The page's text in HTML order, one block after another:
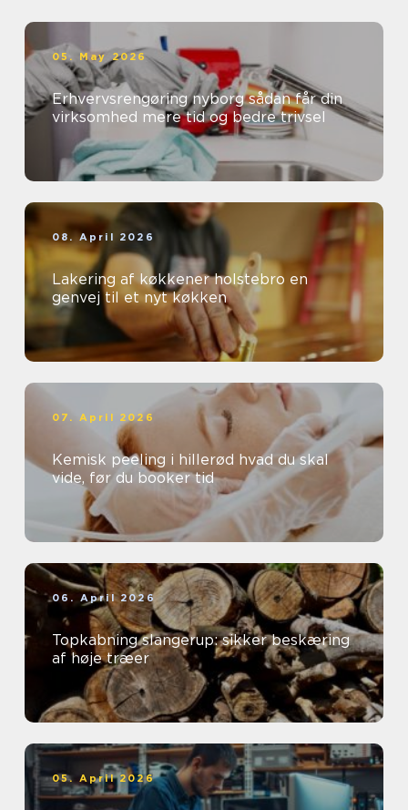
05. May 2026
Erhvervsrengøring nyborg sådan får din
virksomhed mere tid og bedre trivsel
08. April 2026
Lakering af køkkener holstebro en
genvej til et nyt køkken
07. April 2026
Kemisk peeling i hillerød hvad du skal
vide, før du booker tid
06. April 2026
Topkabning slangerup: sikker beskæring
af høje træer
05. April 2026